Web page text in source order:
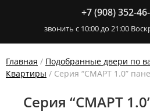
+7 (908) 352-
звонить с 10:00 до 21:00
Главная / Подобранные двери по
Квартиры / Серия “СМАРТ 1.0”
Серия “СМАРТ